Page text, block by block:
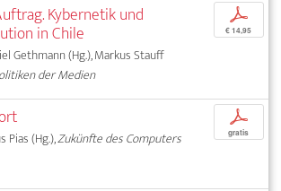
Kybernetik und
in Chile
Gethmann (Hg.), Markus Stauff
der Medien
p
€ 14,95
Pias (Hg.),Zukünfte des Computers
p
gratis